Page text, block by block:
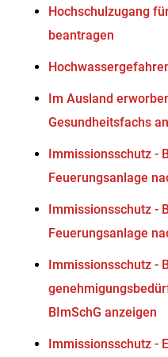
Hochschulzugang
beantragen
Im Ausland
Gesundheitsfachs
Immissionsschutz -
Feuerungsanlage
Immissionsschutz -
Feuerungsanlage
Immissionsschutz -
BImSchG anzeigen
Immissionsschutz -